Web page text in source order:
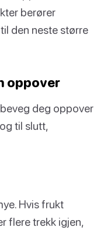
berører
den neste større
oppover
deg oppover
til slutt,
Hvis frukt
flere trekk igjen,